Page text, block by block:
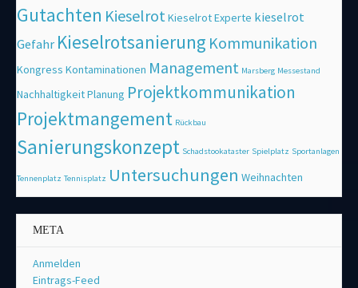
Gutachten Kieselrot Kieselrot Experte kieselrot
Gefahr Kieselrotsanierung Kommunikation
Kongress Kontaminationen Management Marsberg Messestand
NachhaltigkeitPlanung Projektkommunikation
Projektmangement Rückbau
Sanierungskonzept Schadstookataster Spielplatz Sportanlagen
Tennenplatz Tennisplatz Untersuchungen Weihnachten
META
Anmelden
Eintrags-Feed